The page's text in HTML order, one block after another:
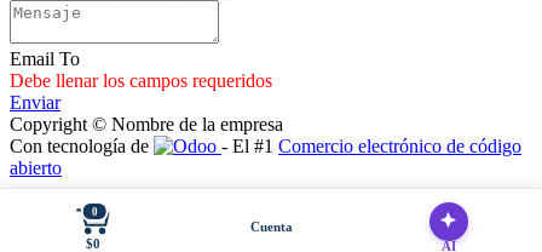
Email To
Debe llenar los campos requeridos
Enviar
Copyright © Nombre de la empresa
Con tecnología de
- El #1 Comercio electrónico de código
abierto
0
$0
Cuenta
AI